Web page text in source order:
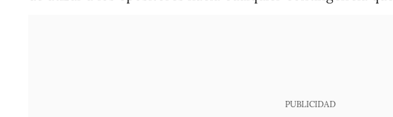
PUBLICIDAD